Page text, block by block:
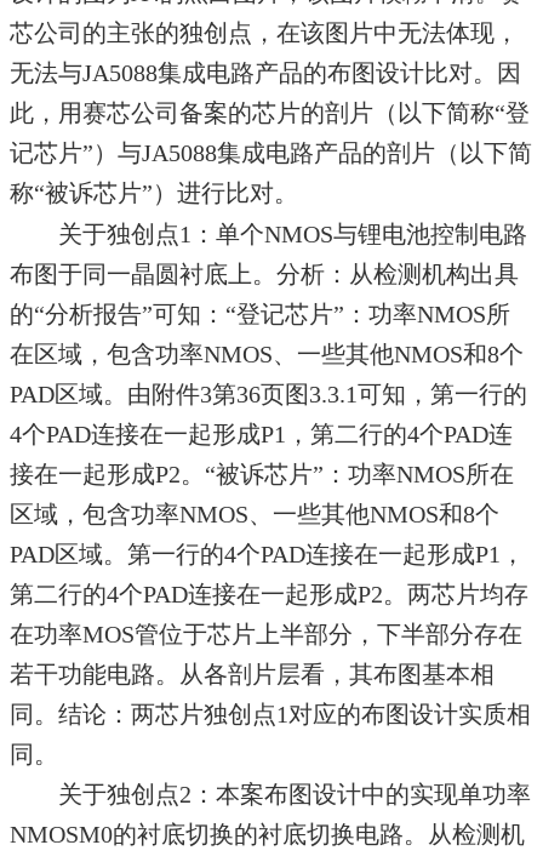
芯公司的主张的独创点，在该图片中无法体现，
无法与JA5088集成电路产品的布图设计比对。因
此，用赛芯公司备案的芯片的剖片（以下简称“登
记芯片”）与JA5088集成电路产品的剖片（以下简
称“被诉芯片”）进行比对。
关于独创点1：单个NMOS与锂电池控制电路
布图于同一晶圆衬底上。分析：从检测机构出具
的“分析报告”可知：“登记芯片”：功率NMOS所
在区域，包含功率NMOS、一些其他NMOS和8个
PAD区域。由附件3第36页图3.3.1可知，第一行的
4个PAD连接在一起形成P1，第二行的4个PAD连
接在一起形成P2。“被诉芯片”：功率NMOS所在
区域，包含功率NMOS、一些其他NMOS和8个
PAD区域。第一行的4个PAD连接在一起形成P1，
第二行的4个PAD连接在一起形成P2。两芯片均存
在功率MOS管位于芯片上半部分，下半部分存在
若干功能电路。从各剖片层看，其布图基本相
同。结论：两芯片独创点1对应的布图设计实质相
同。
关于独创点2：本案布图设计中的实现单功率
NMOSM0的衬底切换的衬底切换电路。从检测机